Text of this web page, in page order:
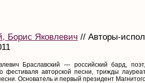
Борис Яковлевич // Авторы-
Браславский — российский бард,
фестиваля авторской песни, трижды
Основатель и первый президент